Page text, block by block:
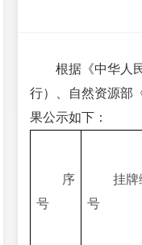
根据《中华人
行）、自然资源部
果公示如下：
序
号
挂牌
号